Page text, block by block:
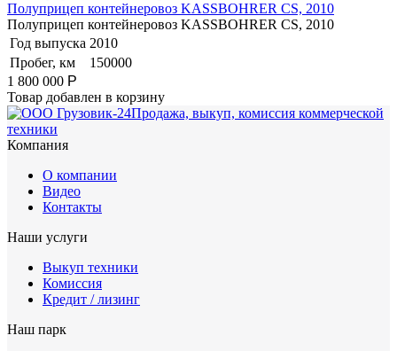
Полуприцеп контейнеровоз KASSBOHRER CS, 2010
Полуприцеп контейнеровоз KASSBOHRER CS, 2010
Год выпуска 2010
Пробег, км
150000
1 800 000 Р
Товар добавлен в корзину
Продажа, выкуп, комиссия коммерческой
техники
Компания
О компании
Видео
Контакты
Наши услуги
Выкуп техники
Комиссия
Кредит / лизинг
Наш парк